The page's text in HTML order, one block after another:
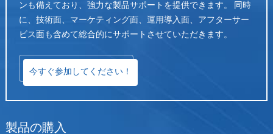
ンも備えており、強力な製品サポートを提供できます。 同時
に、技術面、マーケティング面、運用導入面、アフターサー
ビス面も含めて総合的にサポートさせていただきます。
今すぐ参加してください！
製品の購入